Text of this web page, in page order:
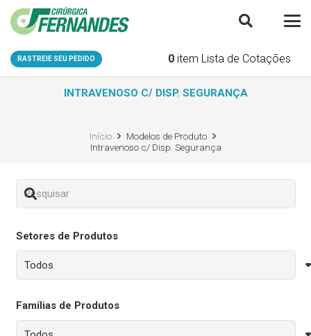
RASTREIE SEU PEDIDO 0 item Lista de Cotações
INTRAVENOSO C/ DISP. SEGURANÇA
Início
Modelos de Produto
Intravenoso c/ Disp. Segurança
Setores de Produtos
Famílias de Produtos